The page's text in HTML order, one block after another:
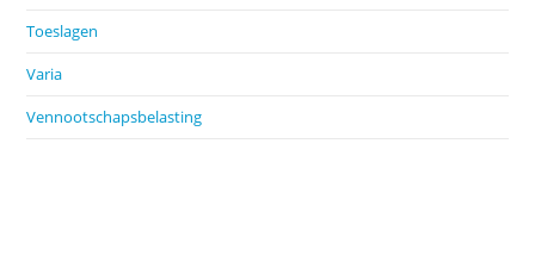
Toeslagen
Varia
Vennootschapsbelasting